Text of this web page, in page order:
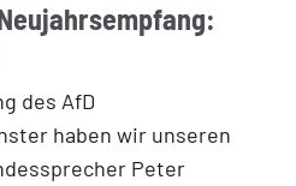
des AfD
haben wir unseren
Peter